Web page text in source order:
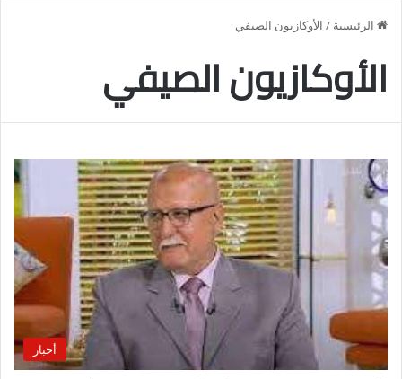
الرئيسية / الأوكازيون الصيفي
الأوكازيون الصيفي
أخبار